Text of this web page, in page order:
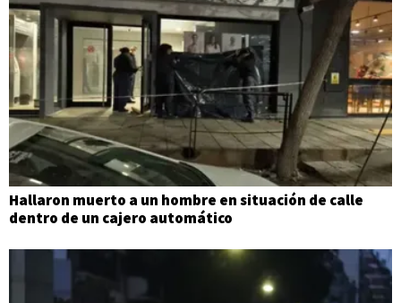
Hallaron muerto a un hombre en situación de calle
dentro de un cajero automático